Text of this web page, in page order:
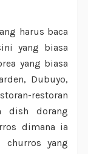
harus baca
yang biasa
yang biasa
Dubuyo,
restoran
dish dorang
dimana ia
churros yang